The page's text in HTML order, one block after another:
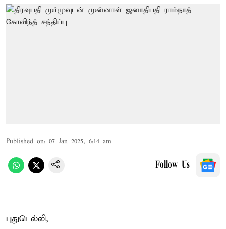
Published on: 07 Jan 2025, 6:14 am
Follow Us
புதுடெல்லி,